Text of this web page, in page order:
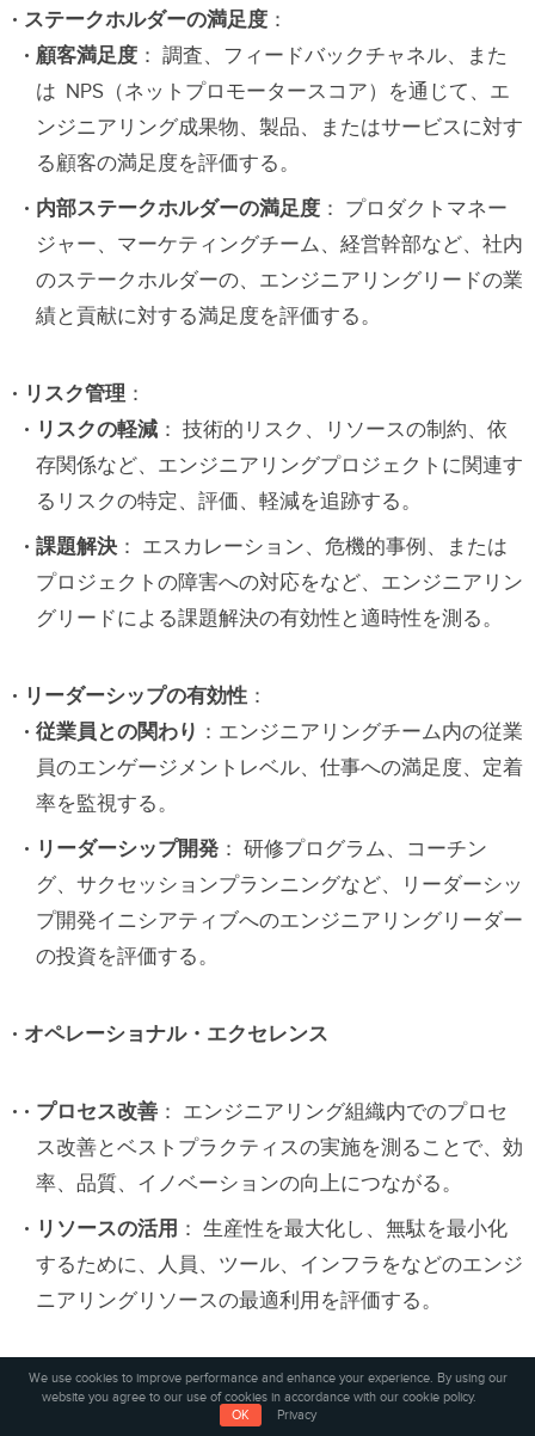
ステークホルダーの満足度 ：
顧客満足度 ： 調査、フィードバックチャネル、また
は NPS（ネットプロモータースコア）を通じて、エ
ンジニアリング成果物、製品、またはサービスに対す
る顧客の満足度を評価する。
内部ステークホルダーの満足度 ： プロダクトマネー
ジャー、マーケティングチーム、経営幹部など、社内
のステークホルダーの、エンジニアリングリードの業
績と貢献に対する満足度を評価する。
リスク管理：
リスクの軽減 ： 技術的リスク、リソースの制約、依
存関係など、エンジニアリングプロジェクトに関連す
るリスクの特定、評価、軽減を追跡する。
課題解決 ： エスカレーション、危機的事例、または
プロジェクトの障害への対応をなど、エンジニアリン
グリードによる課題解決の有効性と適時性を測る。
リーダーシップの有効性 ：
従業員との関わり ：エンジニアリングチーム内の従業
員のエンゲージメントレベル、仕事への満足度、定着
率を監視する。
リーダーシップ開発 ： 研修プログラム、コーチン
グ、サクセッションプランニングなど、リーダーシッ
プ開発イニシアティブへのエンジニアリングリーダー
の投資を評価する。
オペレーショナル・エクセレンス
プロセス改善 ： エンジニアリング組織内でのプロセ
ス改善とベストプラクティスの実施を測ることで、効
率、品質、イノベーションの向上につながる。
リソースの活用 ： 生産性を最大化し、無駄を最小化
するために、人員、ツール、インフラをなどのエンジ
ニアリングリソースの最適利用を評価する。
ビジネスへの影響
ビジネス目標との整合： エンジニアリングイニシア
We use cookies to improve performance and enhance your experience. By using our
website you agree to our use of cookies in accordance with our cookie policy.
OK
Privacy